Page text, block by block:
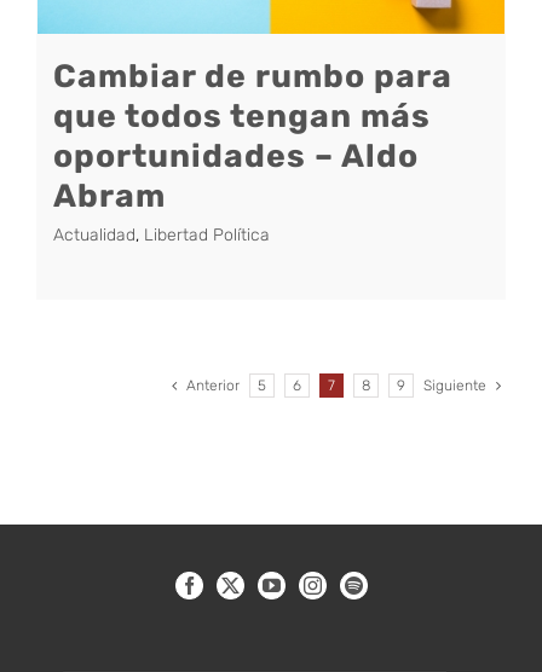
Cambiar de rumbo para
que todos tengan más
oportunidades – Aldo
Abram
Actualidad, Libertad Política
Anterior 5 6 7 8 9 Siguiente